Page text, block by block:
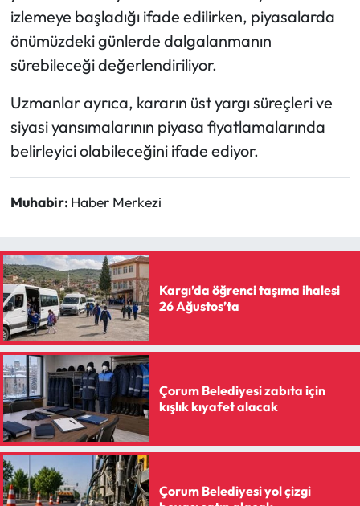
izlemeye başladığı ifade edilirken, piyasalarda
önümüzdeki günlerde dalgalanmanın
sürebileceği değerlendiriliyor.
Uzmanlar ayrıca, kararın üst yargı süreçleri ve
siyasi yansımalarının piyasa fiyatlamalarında
belirleyici olabileceğini ifade ediyor.
Muhabir: Haber Merkezi
Kargı’da öğrenci taşıma ihalesi
26 Ağustos’ta
Çorum Belediyesi zabıta için
kışlık kıyafet alacak
Çorum Belediyesi yol çizgi